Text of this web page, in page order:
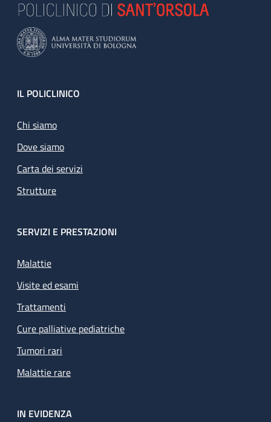
Footer
IL POLICLINICO
Chi siamo
Dove siamo
Carta dei servizi
Strutture
SERVIZI E PRESTAZIONI
Malattie
Visite ed esami
Trattamenti
Cure palliative pediatriche
Tumori rari
Malattie rare
IN EVIDENZA